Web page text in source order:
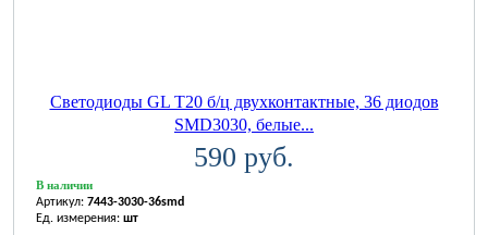
Светодиоды GL T20 б/ц двухконтактные, 36 диодов
SMD3030, белые...
590 руб.
В наличии
Артикул: 7443-3030-36smd
Ед. измерения: шт